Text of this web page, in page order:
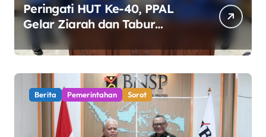
Peringati HUT Ke-40, PPAL
Gelar Ziarah dan Tabur
Bunga di TMP Kalibata
Berita Pemerintahan Sorot